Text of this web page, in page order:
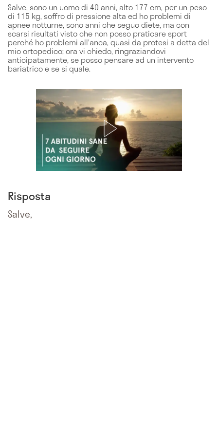
Salve, sono un uomo di 40 anni, alto 177 cm, per un peso
di 115 kg, soffro di pressione alta ed ho problemi di
apnee notturne, sono anni che seguo diete, ma con
scarsi risultati visto che non posso praticare sport
perché ho problemi all'anca, quasi da protesi a detta del
mio ortopedico; ora vi chiedo, ringraziandovi
anticipatamente, se posso pensare ad un intervento
bariatrico e se si quale.
Risposta
Salve,